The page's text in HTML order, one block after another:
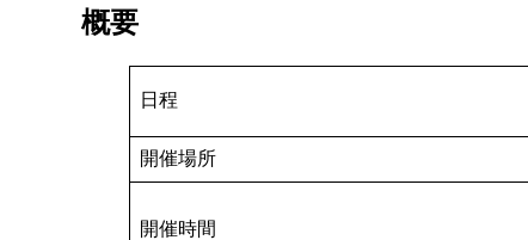
概要
日程
開催場所
開催時間